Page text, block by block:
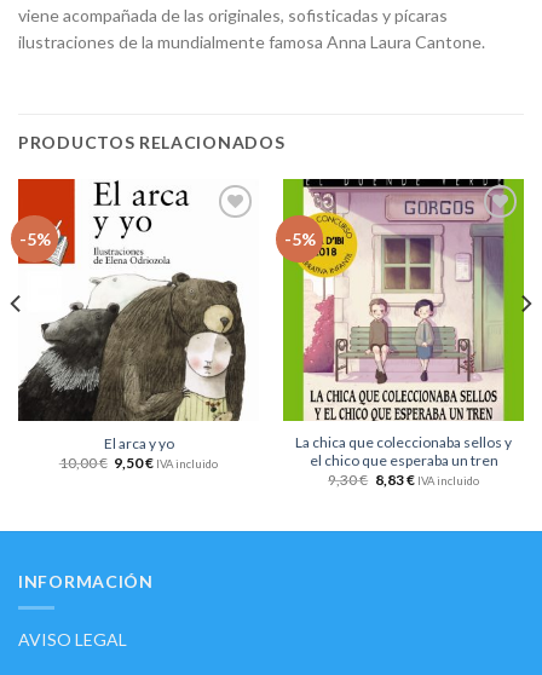
viene acompañada de las originales, sofisticadas y pícaras
ilustraciones de la mundialmente famosa Anna Laura Cantone.
PRODUCTOS RELACIONADOS
-5%
de
deseos
El arca y yo
10,00€ 9,50€ IVA incluido
-5%
Añadir
lista
de
deseos
La chica que coleccionaba sellos y
el chico que esperaba un tren
9,30€ 8,83€ IVA incluido
INFORMACIÓN
AVISO LEGAL